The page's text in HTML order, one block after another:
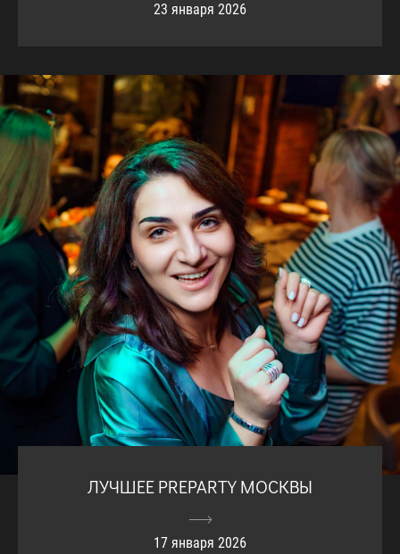
23 января 2026
ЛУЧШЕЕ PREPARTY МОСКВЫ
17 января 2026